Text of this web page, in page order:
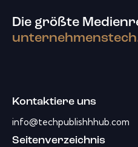
Die größte
Kontaktiere uns
info@techpublishhhub.com
Seitenverzeichnis